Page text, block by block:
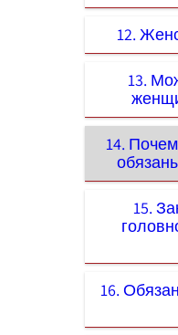
12.
13.
14.
15.
16.